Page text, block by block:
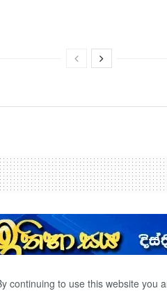
continuing to use this website you